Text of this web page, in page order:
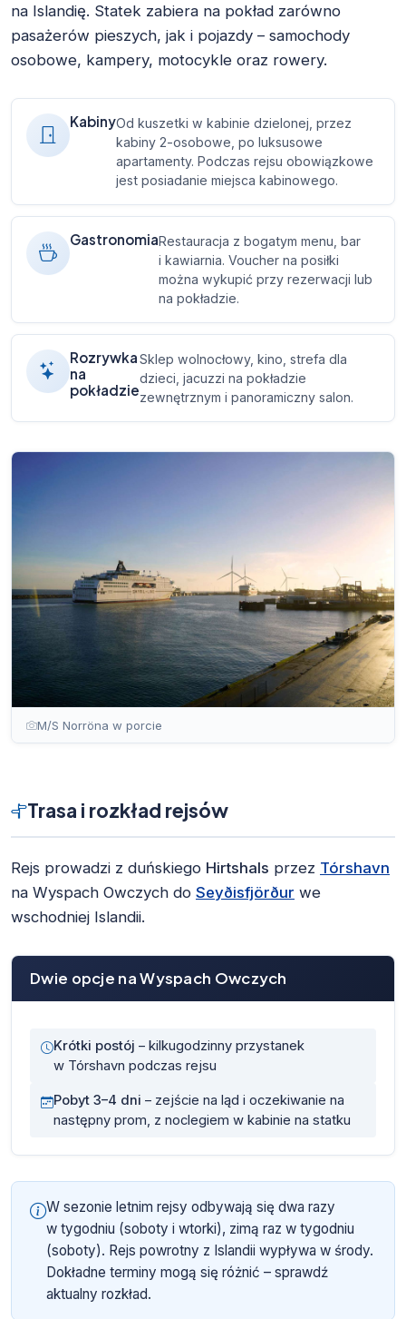
na Islandię. Statek zabiera na pokład zarówno
pasażerów pieszych, jak i pojazdy – samochody
osobowe, kampery, motocykle oraz rowery.
KabinyOd kuszetki w kabinie dzielonej, przez
kabiny 2-osobowe, po luksusowe
apartamenty. Podczas rejsu obowiązkowe
jest posiadanie miejsca kabinowego.
GastronomiaRestauracja z bogatym menu, bar
i kawiarnia. Voucher na posiłki
można wykupić przy rezerwacji lub
na pokładzie.
Rozrywka
na
pokładzie
Sklep wolnocłowy, kino, strefa dla
dzieci, jacuzzi na pokładzie
zewnętrznym i panoramiczny salon.
M/S Norröna w porcie
Trasa i rozkład rejsów
Rejs prowadzi z duńskiego Hirtshals przez Tórshavn
na Wyspach Owczych do Seyðisfjörður we
wschodniej Islandii.
Dwie opcje na Wyspach Owczych
Krótki postój – kilkugodzinny przystanek
w Tórshavn podczas rejsu
Pobyt 3–4 dni – zejście na ląd i oczekiwanie na
następny prom, z noclegiem w kabinie na statku
W sezonie letnim rejsy odbywają się dwa razy
w tygodniu (soboty i wtorki), zimą raz w tygodniu
(soboty). Rejs powrotny z Islandii wypływa w środy.
Dokładne terminy mogą się różnić – sprawdź
aktualny rozkład.